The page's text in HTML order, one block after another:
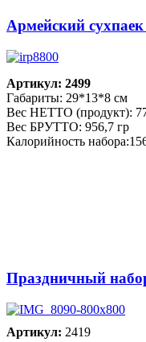
Армейский
Артикул: 2499
Габариты: 29*13*8 см
Вес НЕТТО (продукт):
Вес БРУТТО: 956,7 гр
Калорийность
Праздничный
Артикул: 2419